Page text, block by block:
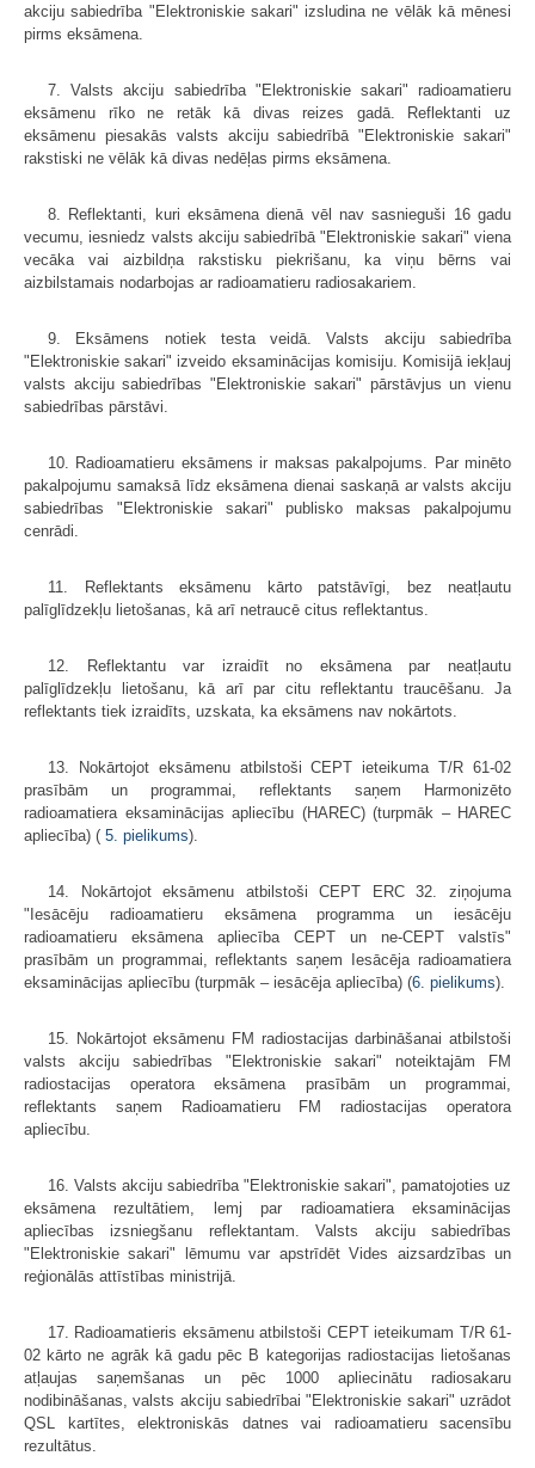
akciju sabiedrība "Elektroniskie sakari" izsludina ne vēlāk kā mēnesi
pirms eksāmena.
7. Valsts akciju sabiedrība "Elektroniskie sakari" radioamatieru
eksāmenu rīko ne retāk kā divas reizes gadā. Reflektanti uz
eksāmenu piesakās valsts akciju sabiedrībā "Elektroniskie sakari"
rakstiski ne vēlāk kā divas nedēļas pirms eksāmena.
8. Reflektanti, kuri eksāmena dienā vēl nav sasnieguši 16 gadu
vecumu, iesniedz valsts akciju sabiedrībā "Elektroniskie sakari" viena
vecāka vai aizbildņa rakstisku piekrišanu, ka viņu bērns vai
aizbilstamais nodarbojas ar radioamatieru radiosakariem.
9. Eksāmens notiek testa veidā. Valsts akciju sabiedrība
"Elektroniskie sakari" izveido eksaminācijas komisiju. Komisijā iekļauj
valsts akciju sabiedrības "Elektroniskie sakari" pārstāvjus un vienu
sabiedrības pārstāvi.
10. Radioamatieru eksāmens ir maksas pakalpojums. Par minēto
pakalpojumu samaksā līdz eksāmena dienai saskaņā ar valsts akciju
sabiedrības "Elektroniskie sakari" publisko maksas pakalpojumu
cenrādi.
11. Reflektants eksāmenu kārto patstāvīgi, bez neatļautu
palīglīdzekļu lietošanas, kā arī netraucē citus reflektantus.
12. Reflektantu var izraidīt no eksāmena par neatļautu
palīglīdzekļu lietošanu, kā arī par citu reflektantu traucēšanu. Ja
reflektants tiek izraidīts, uzskata, ka eksāmens nav nokārtots.
13. Nokārtojot eksāmenu atbilstoši CEPT ieteikuma T/R 61-02
prasībām un programmai, reflektants saņem Harmonizēto
radioamatiera eksaminācijas apliecību (HAREC) (turpmāk – HAREC
apliecība) ( 5. pielikums).
14. Nokārtojot eksāmenu atbilstoši CEPT ERC 32. ziņojuma
"Iesācēju radioamatieru eksāmena programma un iesācēju
radioamatieru eksāmena apliecība CEPT un ne-CEPT valstīs"
prasībām un programmai, reflektants saņem Iesācēja radioamatiera
eksaminācijas apliecību (turpmāk – iesācēja apliecība) (6. pielikums).
15. Nokārtojot eksāmenu FM radiostacijas darbināšanai atbilstoši
valsts akciju sabiedrības "Elektroniskie sakari" noteiktajām FM
radiostacijas operatora eksāmena prasībām un programmai,
reflektants saņem Radioamatieru FM radiostacijas operatora
apliecību.
16. Valsts akciju sabiedrība "Elektroniskie sakari", pamatojoties uz
eksāmena rezultātiem, lemj par radioamatiera eksaminācijas
apliecības izsniegšanu reflektantam. Valsts akciju sabiedrības
"Elektroniskie sakari" lēmumu var apstrīdēt Vides aizsardzības un
reģionālās attīstības ministrijā.
17. Radioamatieris eksāmenu atbilstoši CEPT ieteikumam T/R 61-
02 kārto ne agrāk kā gadu pēc B kategorijas radiostacijas lietošanas
atļaujas saņemšanas un pēc 1000 apliecinātu radiosakaru
nodibināšanas, valsts akciju sabiedrībai "Elektroniskie sakari" uzrādot
QSL kartītes, elektroniskās datnes vai radioamatieru sacensību
rezultātus.